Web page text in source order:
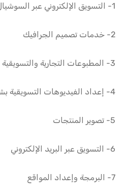
1- التسويق الإلكتروني عبر السوشيال ميديا
2- خدمات تصميم الجرافيك
3- المطبوعات التجارية والتسويقية باختلاف أنواعها
4- إعداد الفيديوهات التسويقية بشكل قوي واحترافي
5- تصوير المنتجات
6- التسويق عبر البريد الإلكتروني
7- البرمجة وإعداد المواقع